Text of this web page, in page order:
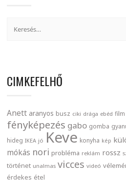
CIMKEFELHŐ
Anett aranyos busz ciki drága ebéd film
fényképezés gabo gomba
hideg IKEA jó Keve konyha kép
mókás nori probléma reklám rossz
történet unalmas vicces videó
érdekes étel